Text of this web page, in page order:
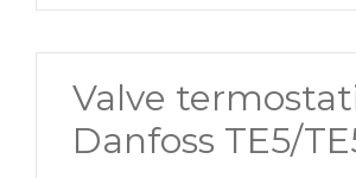
Valve
Danfoss TE5/